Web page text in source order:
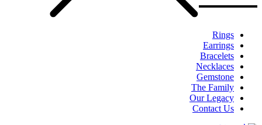
Rings
Earrings
Bracelets
Necklaces
Gemstone
The Family
Our Legacy
Contact Us